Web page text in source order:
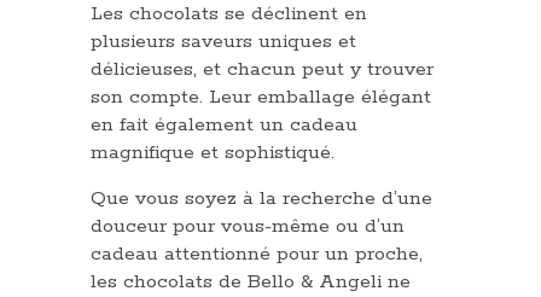
Les chocolats se déclinent en
plusieurs saveurs uniques et
délicieuses, et chacun peut y trouver
son compte. Leur emballage élégant
en fait également un cadeau
magnifique et sophistiqué.
Que vous soyez à la recherche d’une
douceur pour vous-même ou d’un
cadeau attentionné pour un proche,
les chocolats de Bello & Angeli ne